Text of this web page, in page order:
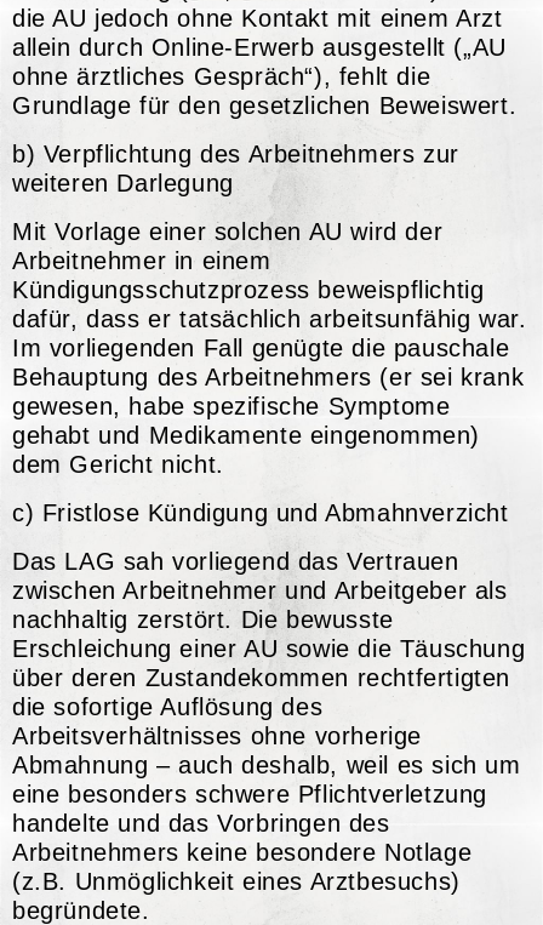
die AU jedoch ohne Kontakt mit einem Arzt
allein durch Online-Erwerb ausgestellt („AU
ohne ärztliches Gespräch“), fehlt die
Grundlage für den gesetzlichen Beweiswert.
b) Verpflichtung des Arbeitnehmers zur
weiteren Darlegung
Mit Vorlage einer solchen AU wird der
Arbeitnehmer in einem
Kündigungsschutzprozess beweispflichtig
dafür, dass er tatsächlich arbeitsunfähig war.
Im vorliegenden Fall genügte die pauschale
Behauptung des Arbeitnehmers (er sei krank
gewesen, habe spezifische Symptome
gehabt und Medikamente eingenommen)
dem Gericht nicht.
c) Fristlose Kündigung und Abmahnverzicht
Das LAG sah vorliegend das Vertrauen
zwischen Arbeitnehmer und Arbeitgeber als
nachhaltig zerstört. Die bewusste
Erschleichung einer AU sowie die Täuschung
über deren Zustandekommen rechtfertigten
die sofortige Auflösung des
Arbeitsverhältnisses ohne vorherige
Abmahnung – auch deshalb, weil es sich um
eine besonders schwere Pflichtverletzung
handelte und das Vorbringen des
Arbeitnehmers keine besondere Notlage
(z.B. Unmöglichkeit eines Arztbesuchs)
begründete.